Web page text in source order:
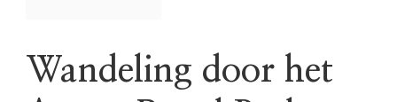
Wandeling door het